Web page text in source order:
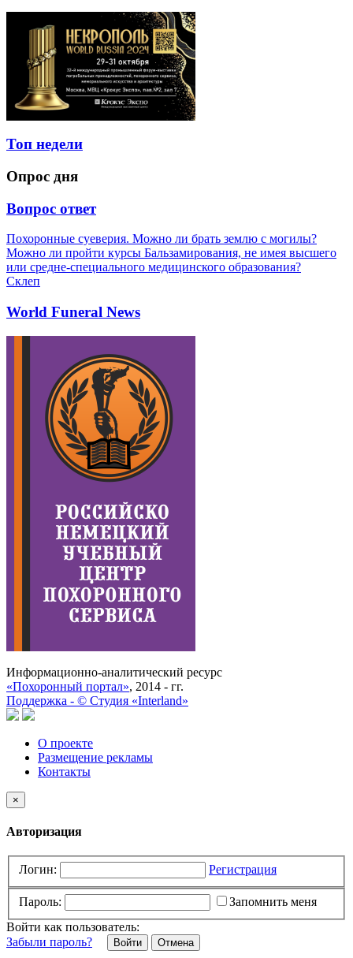
Топ недели
Опрос дня
Вопрос ответ
Похоронные суеверия. Можно ли брать землю с могилы?
Можно ли пройти курсы Бальзамирования, не имея высшего
или средне-специального медицинского образования?
Склеп
World Funeral News
Информационно-аналитический ресурс
«Похоронный портал», 2014 - гг.
Поддержка - © Cтудия «Interland»
О проекте
Размещение рекламы
Контакты
×
Авторизация
Логин: Регистрация
Пароль:
Запомнить меня
Войти как пользователь:
Забыли пароль?
Отмена